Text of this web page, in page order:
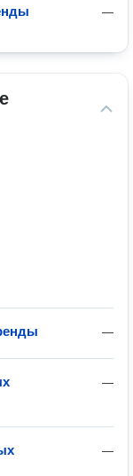
—
—
—
—